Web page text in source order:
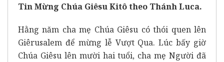
Tin Mừng Chúa Giêsu Kitô theo Thánh Luca.
Hằng năm cha mẹ Chúa Giêsu có thói quen lên
Giêrusalem để mừng lễ Vượt Qua. Lúc bấy giờ
Chúa Giêsu lên mười hai tuổi, cha mẹ Người đã